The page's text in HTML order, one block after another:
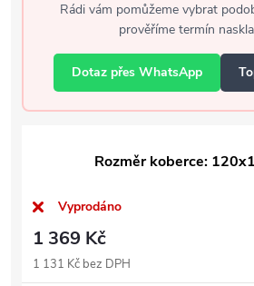
Rádi vám pomůžeme vybrat
prověříme termín
Dotaz přes WhatsApp
Rozměr koberce:
Vyprodáno
1 369 Kč
1 131 Kč bez DPH